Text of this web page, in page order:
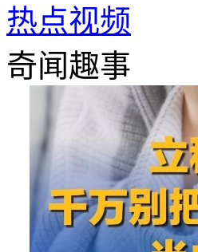
热点视频
奇闻趣事